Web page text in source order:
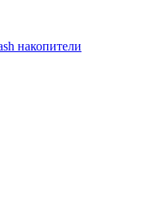
накопители